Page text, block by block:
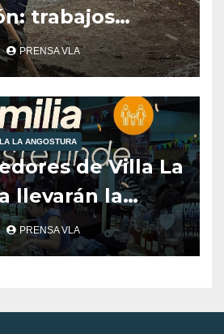
trabajos
ante las
climáticas.
PRENSA VLA
LA ANGOSTURA
de Villa La
llevarán la
local a Tienda
PRENSA VLA